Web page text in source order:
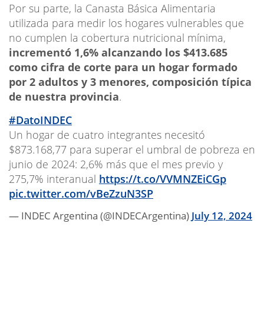
Por su parte, la Canasta Básica Alimentaria
utilizada para medir los hogares vulnerables que
no cumplen la cobertura nutricional mínima,
incrementó 1,6% alcanzando los $413.685
como cifra de corte para un hogar formado
por 2 adultos y 3 menores, composición típica
de nuestra provincia.
#DatoINDEC
Un hogar de cuatro integrantes necesitó
$873.168,77 para superar el umbral de pobreza en
junio de 2024: 2,6% más que el mes previo y
275,7% interanual https://t.co/VVMNZEiCGp
pic.twitter.com/vBeZzuN3SP
— INDEC Argentina (@INDECArgentina) July 12, 2024